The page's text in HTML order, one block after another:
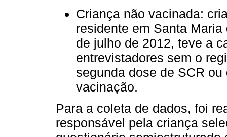
Criança não vacinada:
residente em Santa
de julho de 2012, teve a
entrevistadores sem o
segunda dose de SCR
vacinação.
Para a coleta de dados, foi
responsável pela criança